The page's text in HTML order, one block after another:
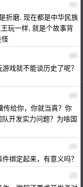
67
折磨. 现在都是中华民族
玩一样, 就是个故事背
68
戏就不能谈历史了呢？
69
传给你，你就当真？你
开发实力问题？为啥国
70
绑定起来，有意义吗？
71